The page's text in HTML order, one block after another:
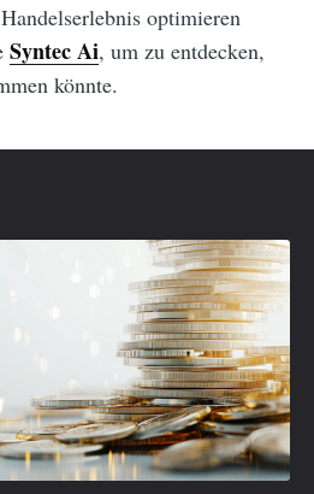
optimieren
Syntec Ai, um zu entdecken,
könnte.